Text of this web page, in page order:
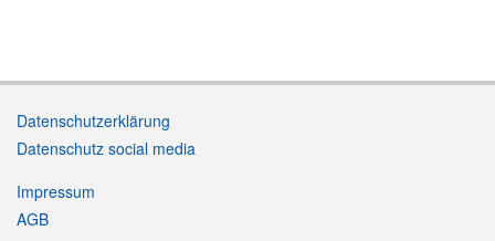
Datenschutzerklärung
Datenschutz social media
Impressum
AGB